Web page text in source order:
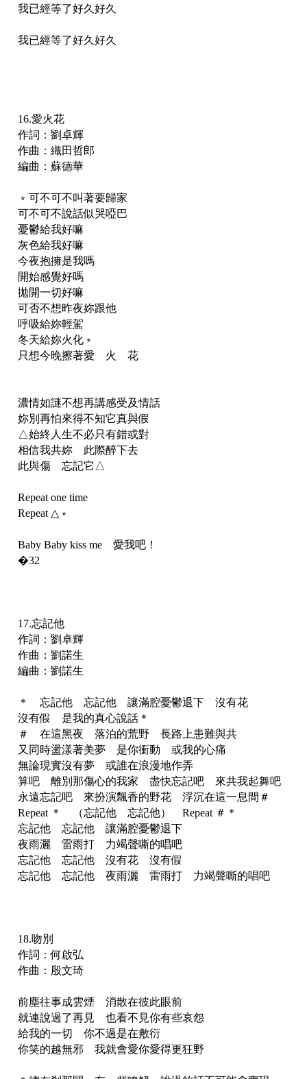
我已經等了好久好久
我已經等了好久好久
16.愛火花
作詞：劉卓輝
作曲：織田哲郎
編曲：蘇德華
﹡可不可不叫著要歸家
可不可不說話似哭啞巴
憂鬱給我好嘛
灰色給我好嘛
今夜抱擁是我嗎
開始感覺好嗎
拋開一切好嘛
可否不想昨夜妳跟他
呼吸給妳輕駕
冬天給妳火化﹡
只想今晚擦著愛 火 花
濃情如謎不想再講感受及情話
妳別再怕來得不知它真與假
△始終人生不必只有錯或對
相信我共妳 此際醉下去
此與傷 忘記它△
Repeat one time
Repeat △﹡
Baby Baby kiss me 愛我吧！
�32
17.忘記他
作詞：劉卓輝
作曲：劉諾生
編曲：劉諾生
＊ 忘記他 忘記他 讓滿腔憂鬱退下 沒有花
沒有假 是我的真心說話＊
＃ 在這黑夜 落泊的荒野 長路上患難與共
又同時盪漾著美夢 是你衝動 或我的心痛
無論現實沒有夢 或誰在浪漫地作弄
算吧 離別那傷心的我家 盡快忘記吧 來共我起舞吧
永遠忘記吧 來扮演飄香的野花 浮沉在這一息間＃
Repeat ＊ （忘記他 忘記他） Repeat ＃＊
忘記他 忘記他 讓滿腔憂鬱退下
夜雨灑 雷雨打 力竭聲嘶的唱吧
忘記他 忘記他 沒有花 沒有假
忘記他 忘記他 夜雨灑 雷雨打 力竭聲嘶的唱吧
18.吻別
作詞：何啟弘
作曲：殷文琦
前塵往事成雲煙 消散在彼此眼前
就連說過了再見 也看不見你有些哀怨
給我的一切 你不過是在敷衍
你笑的越無邪 我就會愛你愛得更狂野